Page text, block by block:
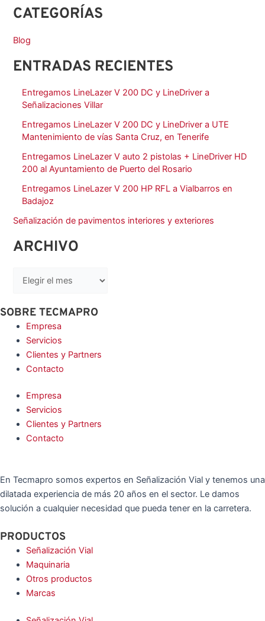
CATEGORÍAS
Blog
ENTRADAS RECIENTES
Entregamos LineLazer V 200 DC y LineDriver a
Señalizaciones Villar
Entregamos LineLazer V 200 DC y LineDriver a UTE
Mantenimiento de vías Santa Cruz, en Tenerife
Entregamos LineLazer V auto 2 pistolas + LineDriver HD
200 al Ayuntamiento de Puerto del Rosario
Entregamos LineLazer V 200 HP RFL a Vialbarros en
Badajoz
Señalización de pavimentos interiores y exteriores
ARCHIVO
SOBRE TECMAPRO
Empresa
Servicios
Clientes y Partners
Contacto
Empresa
Servicios
Clientes y Partners
Contacto
En Tecmapro somos expertos en Señalización Vial y tenemos una
dilatada experiencia de más 20 años en el sector. Le damos
solución a cualquier necesidad que pueda tener en la carretera.
PRODUCTOS
Señalización Vial
Maquinaria
Otros productos
Marcas